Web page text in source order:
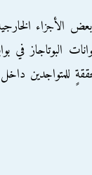
الأجزاء
البوتاجاز
للمتواجدين